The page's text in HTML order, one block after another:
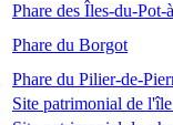
Phare des Îles-du-
Phare du Borgot
Phare du Pilier-de-
Site patrimonial de